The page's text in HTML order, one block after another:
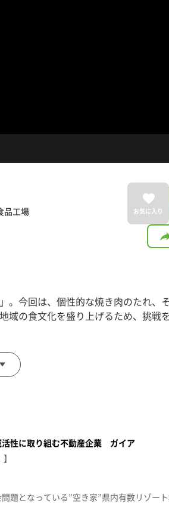
品工場 お気に入り
。今回は、個性的な焼き肉のたれ、
域の食文化を盛り上げるため、挑戦
活性に取り組む不動産企業 ガイア